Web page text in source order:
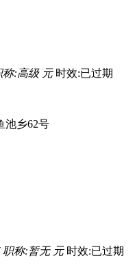
称:高级 元时效:已过期
池乡62号
职称:暂无 元时效:已过期